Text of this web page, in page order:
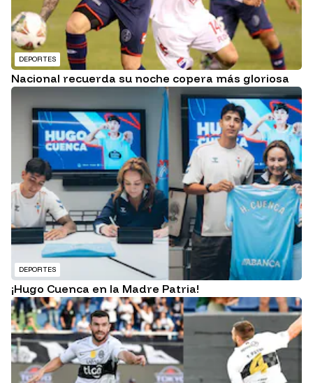
DEPORTES
Nacional recuerda su noche copera más gloriosa
DEPORTES
¡Hugo Cuenca en la Madre Patria!